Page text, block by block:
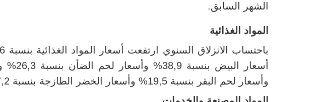
الشهر السابق.
المواد الغذائية
باحتساب الانزلاق
السنوي ارتفعت أسعار ا لمواد الغذائية بنسبة
أسعار البيض بنسبة 38,9% وأسعار
لحم الضأن بنسبة 26,3% وأسعار
وأسعار لحم البقر بنسبة 19,5%
وأسعار الخضر الطازجة بنسبة 17,2%.